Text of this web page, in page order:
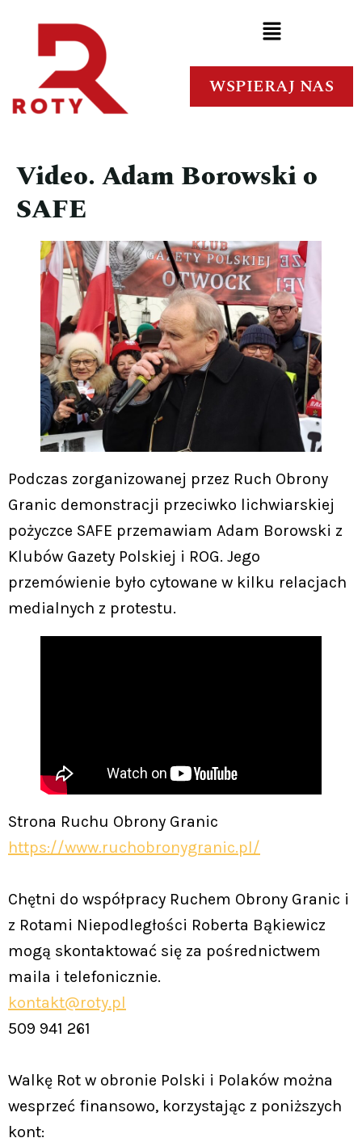
WSPIERAJ NAS
Video. Adam Borowski o
SAFE
Podczas zorganizowanej przez Ruch Obrony
Granic demonstracji przeciwko lichwiarskiej
pożyczce SAFE przemawiam Adam Borowski z
Klubów Gazety Polskiej i ROG. Jego
przemówienie było cytowane w kilku relacjach
medialnych z protestu.
Strona Ruchu Obrony Granic
https://www.ruchobronygranic.pl/
Chętni do współpracy Ruchem Obrony Granic i
z Rotami Niepodległości Roberta Bąkiewicz
mogą skontaktować się za pośrednictwem
maila i telefonicznie.
kontakt@roty.pl
509 941 261
Walkę Rot w obronie Polski i Polaków można
wesprzeć finansowo, korzystając z poniższych
kont: